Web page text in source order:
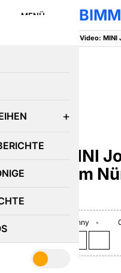
MENÜ
Video: MINI
GP R56 am
Minuten
Benny